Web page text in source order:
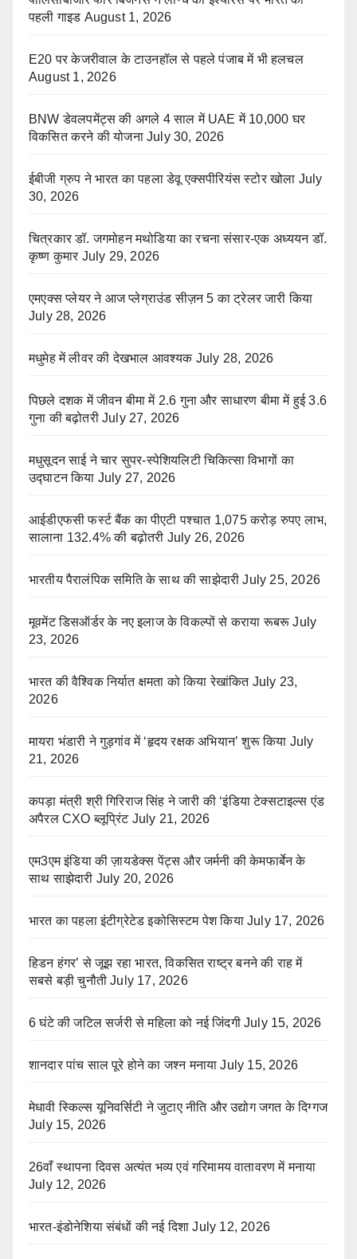
पहली गाइड August 1, 2026
E20 पर केजरीवाल के टाउनहॉल से पहले पंजाब में भी हलचल
August 1, 2026
BNW डेवलपमेंट्स की अगले 4 साल में UAE में 10,000 घर
विकसित करने की योजना July 30, 2026
ईबीजी ग्रुप ने भारत का पहला डेवू एक्सपीरियंस स्टोर खोला July
30, 2026
चित्रकार डॉ. जगमोहन मथोडिया का रचना संसार-एक अध्ययन डॉ.
कृष्ण कुमार July 29, 2026
एमएक्स प्लेयर ने आज प्लेग्राउंड सीज़न 5 का ट्रेलर जारी किया
July 28, 2026
मधुमेह में लीवर की देखभाल आवश्यक July 28, 2026
पिछले दशक में जीवन बीमा में 2.6 गुना और साधारण बीमा में हुई 3.6
गुना की बढ़ोतरी July 27, 2026
मधुसूदन साई ने चार सुपर-स्पेशियलिटी चिकित्सा विभागों का
उद्घाटन किया July 27, 2026
आईडीएफसी फर्स्ट बैंक का पीएटी पश्चात 1,075 करोड़ रुपए लाभ,
सालाना 132.4% की बढ़ोतरी July 26, 2026
भारतीय पैरालंपिक समिति के साथ की साझेदारी July 25, 2026
मूवमेंट डिसऑर्डर के नए इलाज के विकल्पों से कराया रूबरू July
23, 2026
भारत की वैश्विक निर्यात क्षमता को किया रेखांकित July 23,
2026
मायरा भंडारी ने गुड़गांव में ‘हृदय रक्षक अभियान’ शुरू किया July
21, 2026
कपड़ा मंत्री श्री गिरिराज सिंह ने जारी की ‘इंडिया टेक्सटाइल्स एंड
अपैरल CXO ब्लूप्रिंट July 21, 2026
एम3एम इंडिया की ज़ायडेक्स पेंट्स और जर्मनी की केमफार्बेन के
साथ साझेदारी July 20, 2026
भारत का पहला इंटीग्रेटेड इकोसिस्टम पेश किया July 17, 2026
हिडन हंगर’ से जूझ रहा भारत, विकसित राष्ट्र बनने की राह में
सबसे बड़ी चुनौती July 17, 2026
6 घंटे की जटिल सर्जरी से महिला को नई जिंदगी July 15, 2026
शानदार पांच साल पूरे होने का जश्न मनाया July 15, 2026
मेधावी स्किल्स यूनिवर्सिटी ने जुटाए नीति और उद्योग जगत के दिग्गज
July 15, 2026
26वाँ स्थापना दिवस अत्यंत भव्य एवं गरिमामय वातावरण में मनाया
July 12, 2026
भारत-इंडोनेशिया संबंधों की नई दिशा July 12, 2026